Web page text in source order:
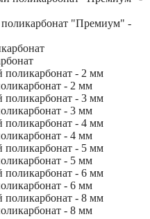
"Премиум" -
- 2 мм
- 3 мм
- 4 мм
- 5 мм
- 6 мм
- 8 мм